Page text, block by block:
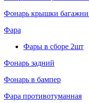
Фонарь крышки
Фара
Фары в сборе 2шт
Фонарь задний
Фонарь в бампер
Фара противотуманная